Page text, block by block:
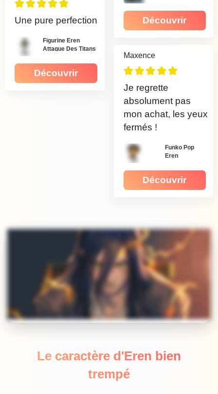
Une pure perfection
Figurine Eren
Attaque Des Titans
Découvrir
Découvrir
Maxence
Je regrette
absolument pas
mon achat, les yeux
fermés !
Funko Pop
Eren
Découvrir
Le caractère d'Eren bien
trempé